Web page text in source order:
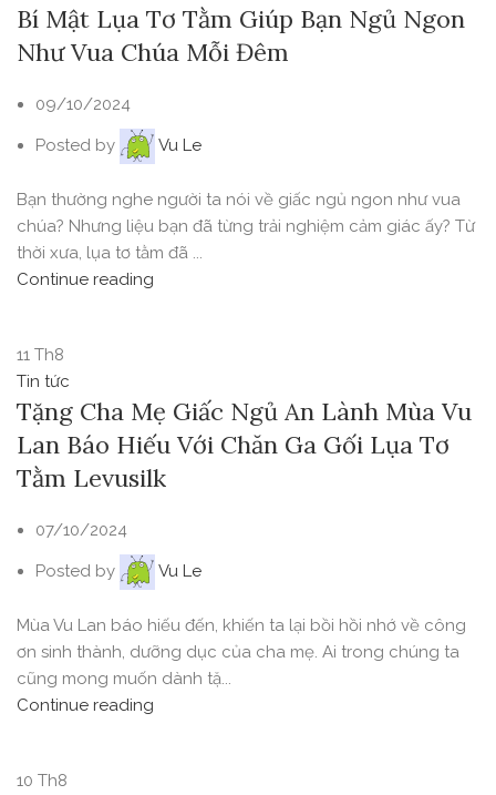
Bí Mật Lụa Tơ Tằm Giúp Bạn Ngủ Ngon
Như Vua Chúa Mỗi Đêm
09/10/2024
Posted by Vu Le
Bạn thường nghe người ta nói về giấc ngủ ngon như vua
chúa? Nhưng liệu bạn đã từng trải nghiệm cảm giác ấy? Từ
thời xưa, lụa tơ tằm đã ...
Continue reading
11 Th8
Tin tức
Tặng Cha Mẹ Giấc Ngủ An Lành Mùa Vu
Lan Báo Hiếu Với Chăn Ga Gối Lụa Tơ
Tằm Levusilk
07/10/2024
Posted by Vu Le
Mùa Vu Lan báo hiếu đến, khiến ta lại bồi hồi nhớ về công
ơn sinh thành, dưỡng dục của cha mẹ. Ai trong chúng ta
cũng mong muốn dành tặ...
Continue reading
10 Th8